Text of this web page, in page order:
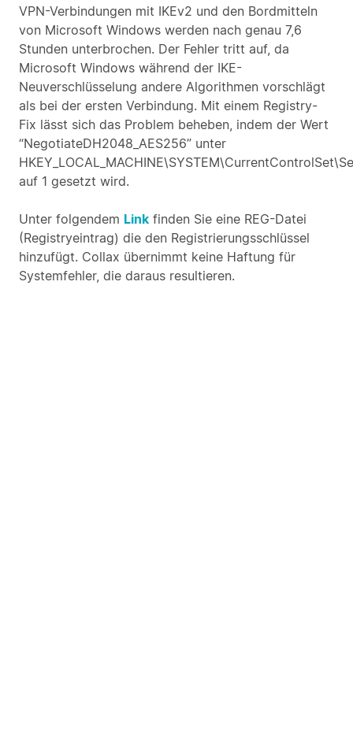
VPN-Verbindungen mit IKEv2 und den Bordmitteln
von Microsoft Windows werden nach genau 7,6
Stunden unterbrochen. Der Fehler tritt auf, da
Microsoft Windows während der IKE-
Neuverschlüsselung andere Algorithmen vorschlägt
als bei der ersten Verbindung. Mit einem Registry-
Fix lässt sich das Problem beheben, indem der Wert
“NegotiateDH2048_AES256” unter
auf 1 gesetzt wird.
Unter folgendem Link finden Sie eine REG-Datei
(Registryeintrag) die den Registrierungsschlüssel
hinzufügt. Collax übernimmt keine Haftung für
Systemfehler, die daraus resultieren.